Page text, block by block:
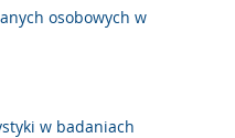
osobowych w
w badaniach